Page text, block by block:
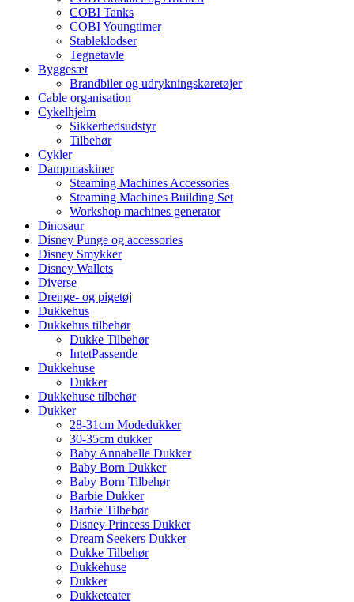
COBI Tanks
COBI Youngtimer
Stableklodser
Tegnetavle
Byggesæt
Brandbiler og udrykningskøretøjer
Cable organisation
Cykelhjelm
Sikkerhedsudstyr
Tilbehør
Cykler
Dampmaskiner
Steaming Machines Accessories
Steaming Machines Building Set
Workshop machines generator
Dinosaur
Disney Punge og accessories
Disney Smykker
Disney Wallets
Diverse
Drenge- og pigetøj
Dukkehus
Dukkehus tilbehør
Dukke Tilbehør
IntetPassende
Dukkehuse
Dukker
Dukkehuse tilbehør
Dukker
28-31cm Modedukker
30-35cm dukker
Baby Annabelle Dukker
Baby Born Dukker
Baby Born Tilbehør
Barbie Dukker
Barbie Tilbebør
Disney Princess Dukker
Dream Seekers Dukker
Dukke Tilbehør
Dukkehuse
Dukker
Dukketeater